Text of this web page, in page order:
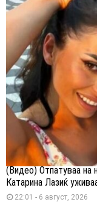
(Видео) Отпатуваа на
Катарина Лазиќ
22:01 - 6 август, 2026